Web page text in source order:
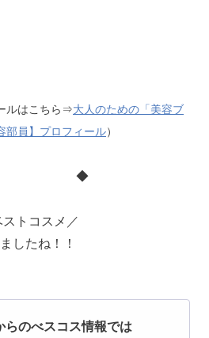
ルはこちら⇒大人のための「美容ブ
部員】プロフィール）
◆
トコスメ／
したね！！
らのべスコス情報では